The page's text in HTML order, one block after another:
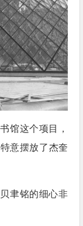
馆这个项目，
意摆放了杰奎
聿铭的细心非